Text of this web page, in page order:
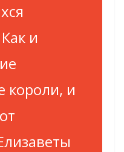
и
короли, и